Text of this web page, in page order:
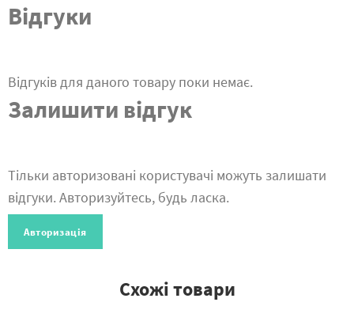
Відгуки
Відгуків для даного товару поки немає.
Залишити відгук
Тільки авторизовані користувачі можуть залишати
відгуки. Авторизуйтесь, будь ласка.
Авторизація
Схожі товари